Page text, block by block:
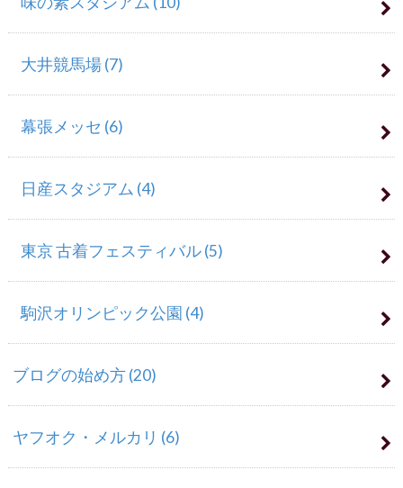
大井競馬場(7)
幕張メッセ (6)
日産スタジアム (4)
東京 古着フェスティバル(5)
駒沢オリンピック公園 (4)
ブログの始め方(20)
ヤフオク・メルカリ (6)